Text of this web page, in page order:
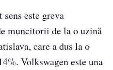
este greva
muncitorii de la o uzină
care a dus la o
Volkswagen este una